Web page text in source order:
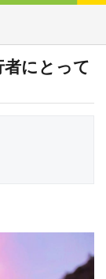
にとって